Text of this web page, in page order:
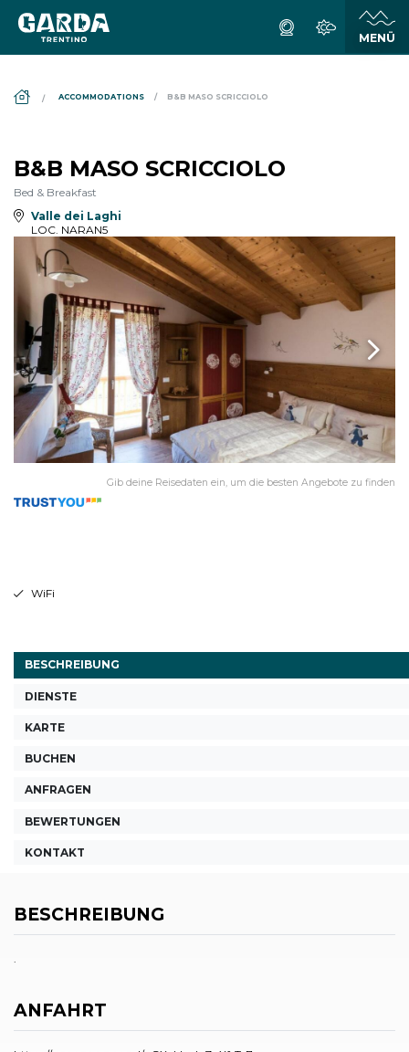
ACCOMMODATIONS B&B MASO SCRICCIOLO
B&B MASO SCRICCIOLO
Bed & Breakfast
Valle dei Laghi
LOC. NARAN5
Gib deine Reisedaten ein, um die besten Angebote zu finden
WiFi
BESCHREIBUNG
DIENSTE
KARTE
BUCHEN
ANFRAGEN
BEWERTUNGEN
KONTAKT
BESCHREIBUNG
.
ANFAHRT